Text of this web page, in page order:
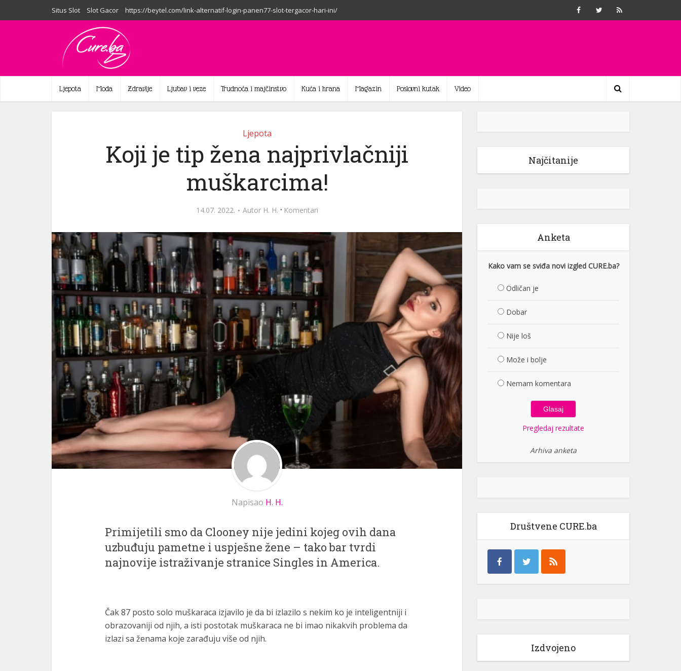
Situs Slot Slot Gacor https://beytel.com/link-alternatif-login-panen77-slot-tergacor-hari-ini/
Ljepota Moda Zdravlje Ljubav i veze Trudnoća i majčinstvo Kuća i hrana Magazin Poslovni kutak Video
Ljepota
Koji je tip žena najprivlačniji
muškarcima!
14.07. 2022. Autor H. H. · Komentari
Napisao H. H.
Primijetili smo da Clooney nije jedini kojeg ovih dana
uzbuđuju pametne i uspješne žene – tako bar tvrdi
najnovije istraživanje stranice Singles in America.
Čak 87 posto solo muškaraca izjavilo je da bi izlazilo s nekim ko je inteligentniji i
obrazovaniji od njih, a isti postotak muškaraca ne bi imao nikakvih problema da
izlazi sa ženama koje zarađuju više od njih.
Najčitanije
Anketa
Kako vam se sviđa novi izgled CURE.ba?
Odličan je
Dobar
Nije loš
Može i bolje
Nemam komentara
Pregledaj rezultate
Arhiva anketa
Društvene CURE.ba
Izdvojeno